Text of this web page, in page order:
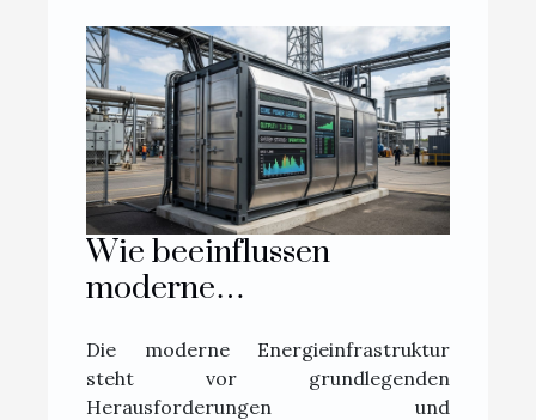
Wie beeinflussen
moderne
Energieinfrastruktur?
Die moderne Energieinfrastruktur
steht vor grundlegenden
Herausforderungen und